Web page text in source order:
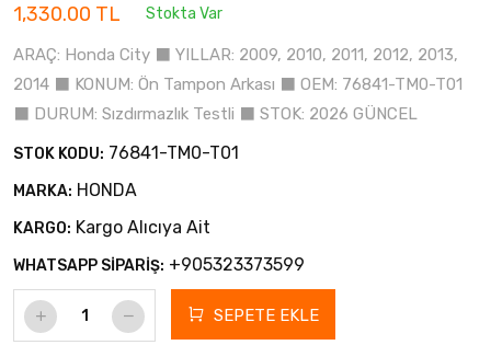
1,330.00 TL Stokta Var
ARAÇ: Honda City ⬛ YILLAR: 2009, 2010, 2011, 2012, 2013,
2014 ⬛ KONUM: Ön Tampon Arkası ⬛ OEM: 76841-TM0-T01
⬛ DURUM: Sızdırmazlık Testli ⬛ STOK: 2026 GÜNCEL
STOK KODU: 76841-TM0-T01
MARKA: HONDA
KARGO: Kargo Alıcıya Ait
WHATSAPP SİPARİŞ: +905323373599
SEPETE EKLE